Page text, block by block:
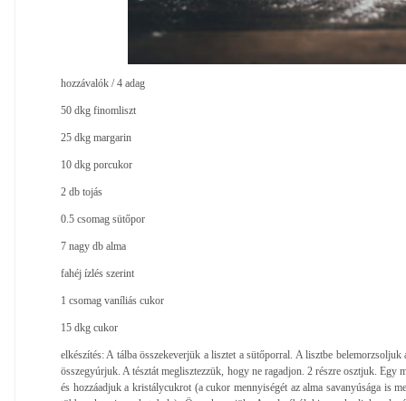
hozzávalók / 4 adag
50 dkg finomliszt
25 dkg margarin
10 dkg porcukor
2 db tojás
0.5 csomag sütőpor
7 nagy db alma
fahéj ízlés szerint
1 csomag vaníliás cukor
15 dkg cukor
elkészítés: A tálba összekeverjük a lisztet a sütőporral. A lisztbe
összegyúrjuk. A tésztát meglisztezzük, hogy ne ragadjon. 2 részre osztjuk. Egy
és hozzáadjuk a kristálycukrot (a cukor mennyiségét az alma savanyúsága is